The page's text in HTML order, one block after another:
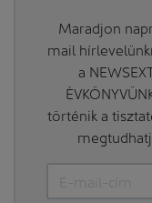
Maradjon
mail
a
történik a